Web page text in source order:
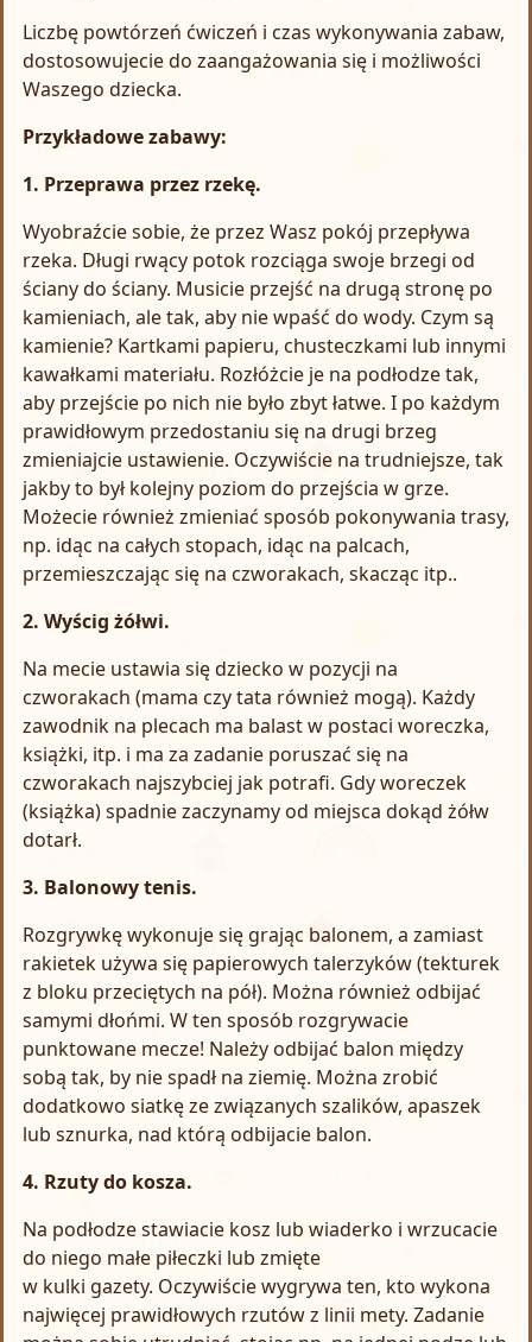
Liczbę powtórzeń ćwiczeń i czas wykonywania zabaw,
dostosowujecie do zaangażowania się i możliwości
Waszego dziecka.
Przykładowe zabawy:
1. Przeprawa przez rzekę.
Wyobraźcie sobie, że przez Wasz pokój przepływa
rzeka. Długi rwący potok rozciąga swoje brzegi od
ściany do ściany. Musicie przejść na drugą stronę po
kamieniach, ale tak, aby nie wpaść do wody. Czym są
kamienie? Kartkami papieru, chusteczkami lub innymi
kawałkami materiału. Rozłóżcie je na podłodze tak,
aby przejście po nich nie było zbyt łatwe. I po każdym
prawidłowym przedostaniu się na drugi brzeg
zmieniajcie ustawienie. Oczywiście na trudniejsze, tak
jakby to był kolejny poziom do przejścia w grze.
Możecie również zmieniać sposób pokonywania trasy,
np. idąc na całych stopach, idąc na palcach,
przemieszczając się na czworakach, skacząc itp..
2. Wyścig żółwi.
Na mecie ustawia się dziecko w pozycji na
czworakach (mama czy tata również mogą). Każdy
zawodnik na plecach ma balast w postaci woreczka,
książki, itp. i ma za zadanie poruszać się na
czworakach najszybciej jak potrafi. Gdy woreczek
(książka) spadnie zaczynamy od miejsca dokąd żółw
dotarł.
3. Balonowy tenis.
Rozgrywkę wykonuje się grając balonem, a zamiast
rakietek używa się papierowych talerzyków (tekturek
z bloku przeciętych na pół). Można również odbijać
samymi dłońmi. W ten sposób rozgrywacie
punktowane mecze! Należy odbijać balon między
sobą tak, by nie spadł na ziemię. Można zrobić
dodatkowo siatkę ze związanych szalików, apaszek
lub sznurka, nad którą odbijacie balon.
4. Rzuty do kosza.
Na podłodze stawiacie kosz lub wiaderko i wrzucacie
do niego małe piłeczki lub zmięte
w kulki gazety. Oczywiście wygrywa ten, kto wykona
najwięcej prawidłowych rzutów z linii mety. Zadanie